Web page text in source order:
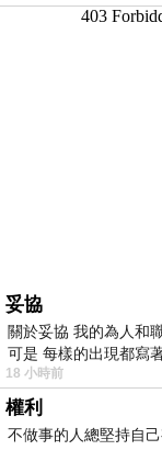
妥協
關於妥協 我的為人和
可是 每樣的出現都寫
18 小時前
權利
不做事的人總堅持自己